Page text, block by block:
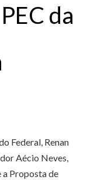
da
Federal, Renan
Aécio Neves,
a Proposta de